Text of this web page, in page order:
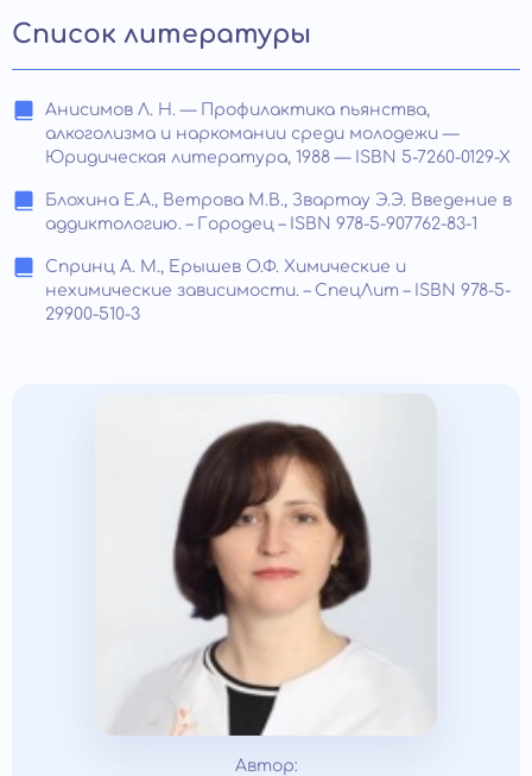
Список литературы
Анисимов Л. Н. — Профилактика пьянства,
алкоголизма и наркомании среди молодежи —
Юридическая литература, 1988 — ISBN 5-7260-0129-X
Блохина Е.А., Ветрова М.В., Звартау Э.Э. Введение в
аддиктологию. – Городец – ISBN 978-5-907762-83-1
Спринц А. М., Ерышев О.Ф. Химические и
нехимические зависимости. – СпецЛит – ISBN 978-5-
29900-510-3
Автор: